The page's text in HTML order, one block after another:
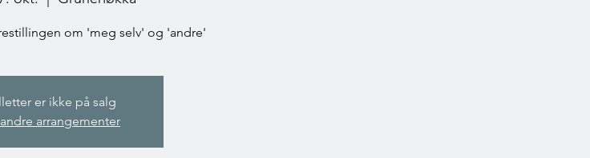
om 'meg selv' og 'andre'
er ikke på salg
arrangementer